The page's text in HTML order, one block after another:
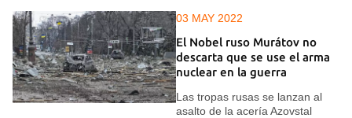
03 MAY 2022
El Nobel ruso Murátov no
descarta que se use el arma
nuclear en la guerra
Las tropas rusas se lanzan al
asalto de la acería Azovstal